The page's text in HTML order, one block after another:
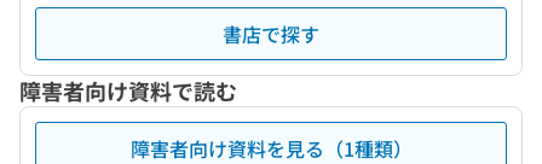
書店で探す
障害者向け資料で読む
障害者向け資料を見る（1種類）